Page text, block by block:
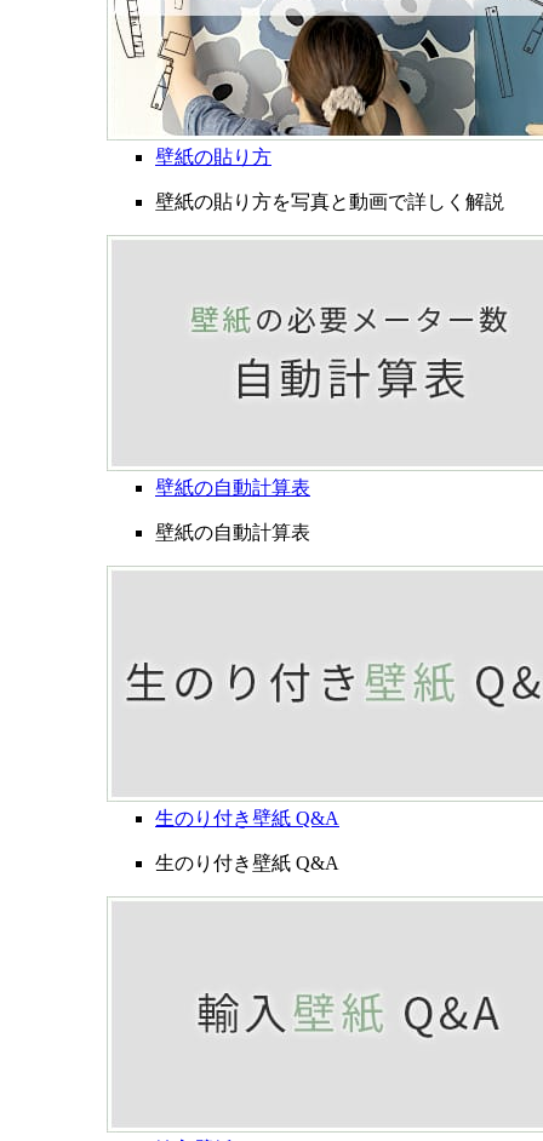
壁紙の貼り方
壁紙の貼り方を写真と動画で詳しく解説
壁紙の自動計算表
壁紙の自動計算表
生のり付き壁紙 Q&A
生のり付き壁紙 Q&A